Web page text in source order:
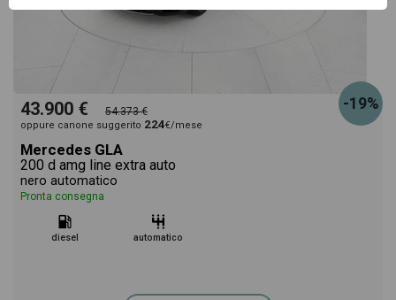
-19%
43.900 € 54.373 €
oppure canone suggerito 224€/mese
Mercedes GLA
200 d amg line extra auto
nero automatico
Pronta consegna
diesel automatico